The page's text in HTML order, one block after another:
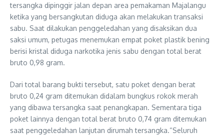
tersangka dipinggir jalan depan area pemakaman Majalangu
ketika yang bersangkutan diduga akan melakukan transaksi
sabu. Saat dilakukan penggeledahan yang disaksikan dua
saksi umum, petugas menemukan empat poket plastik bening
berisi kristal diduga narkotika jenis sabu dengan total berat
bruto 0,98 gram.
Dari total barang bukti tersebut, satu poket dengan berat
bruto 0,24 gram ditemukan didalam bungkus rokok merah
yang dibawa tersangka saat penangkapan. Sementara tiga
poket lainnya dengan total berat bruto 0,74 gram ditemukan
saat penggeledahan lanjutan dirumah tersangka.“Seluruh